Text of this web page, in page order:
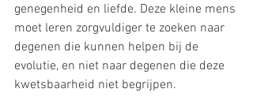
genegenheid en liefde. Deze kleine mens
moet leren zorgvuldiger te zoeken naar
degenen die kunnen helpen bij de
evolutie, en niet naar degenen die deze
kwetsbaarheid niet begrijpen.